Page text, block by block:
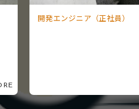
開発エンジニア（正社員）